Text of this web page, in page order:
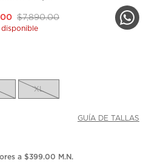
$7,890.00
disponible
XL
GUÍA DE TALLAS
a $399.00 M.N.